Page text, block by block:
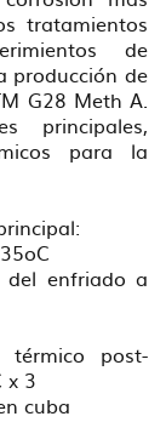
tratamientos
de
producción de
G28 Meth A.
principales,
para la
enfriado a
post-
x 3
cuba